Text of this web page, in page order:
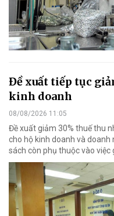
Đề xuất tiếp tục
kinh doanh
08/08/2026 11:05
Đề xuất giảm 30% thuế thu
cho hộ kinh doanh và doanh
sách còn phụ thuộc vào việc